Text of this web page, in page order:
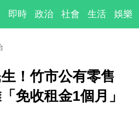
即時 政治 社會 生活 娛樂
！竹市公有零售
免收租金1個月」